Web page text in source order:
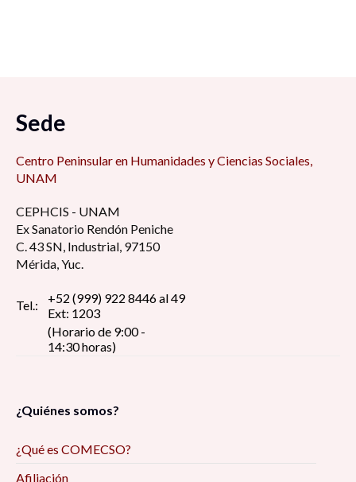
Sede
Centro Peninsular en Humanidades y Ciencias Sociales,
UNAM
CEPHCIS - UNAM
Ex Sanatorio Rendón Peniche
C. 43 SN, Industrial, 97150
Mérida, Yuc.
Tel.:
+52 (999) 922 8446 al 49
Ext: 1203
(Horario de 9:00 -
14:30 horas)
¿Quiénes somos?
¿Qué es COMECSO?
Afiliación